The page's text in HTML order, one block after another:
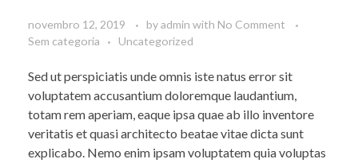
novembro 12, 2019 byadmin with No Comment
Sem categoria
Uncategorized
Sed ut perspiciatis unde omnis iste natus error sit
voluptatem accusantium doloremque laudantium,
totam rem aperiam, eaque ipsa quae ab illo inventore
veritatis et quasi architecto beatae vitae dicta sunt
explicabo. Nemo enim ipsam voluptatem quia voluptas